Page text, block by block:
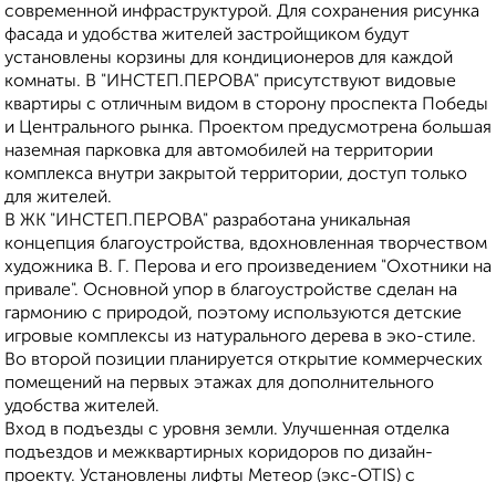
современной инфраструктурой. Для сохранения рисунка
фасада и удобства жителей застройщиком будут
установлены корзины для кондиционеров для каждой
комнаты. В "ИНСТЕП.ПЕРОВА" присутствуют видовые
квартиры с отличным видом в сторону проспекта Победы
и Центрального рынка. Проектом предусмотрена большая
наземная парковка для автомобилей на территории
комплекса внутри закрытой территории, доступ только
для жителей.
В ЖК "ИНСТЕП.ПЕРОВА" разработана уникальная
концепция благоустройства, вдохновленная творчеством
художника В. Г. Перова и его произведением "Охотники на
привале". Основной упор в благоустройстве сделан на
гармонию с природой, поэтому используются детские
игровые комплексы из натурального дерева в эко-стиле.
Во второй позиции планируется открытие коммерческих
помещений на первых этажах для дополнительного
удобства жителей.
Вход в подъезды с уровня земли. Улучшенная отделка
подъездов и межквартирных коридоров по дизайн-
проекту. Установлены лифты Метеор (экс-ОТIS) с